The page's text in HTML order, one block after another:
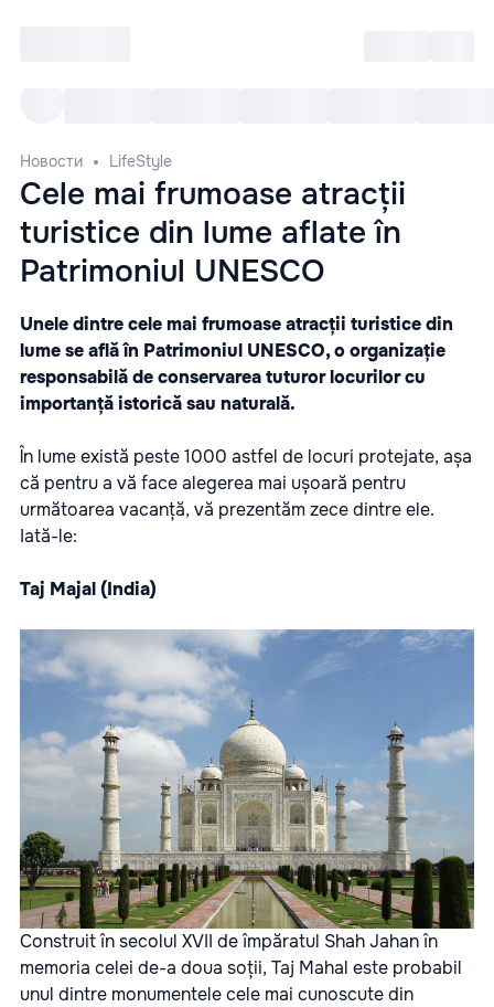
Новости LifeStyle
Cele mai frumoase atracții
turistice din lume aflate în
Patrimoniul UNESCO
Unele dintre cele mai frumoase atracții turistice din
lume se află în Patrimoniul UNESCO, o organizație
responsabilă de conservarea tuturor locurilor cu
importanță istorică sau naturală.
În lume există peste 1000 astfel de locuri protejate, așa
că pentru a vă face alegerea mai ușoară pentru
următoarea vacanță, vă prezentăm zece dintre ele.
Iată-le:
Taj Majal (India)
Construit în secolul XVII de împăratul Shah Jahan în
memoria celei de-a doua soții, Taj Mahal este probabil
unul dintre monumentele cele mai cunoscute din